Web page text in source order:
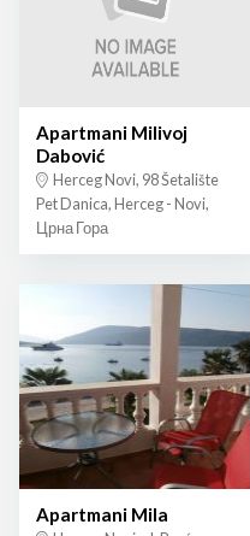
Apartmani Milivoj
Dabović
Herceg Novi, 98 Šetalište
Pet Danica, Herceg - Novi,
Црна Гора
Apartmani Mila